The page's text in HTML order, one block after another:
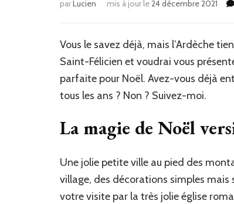
parLucien mis à jour le24 décembre 2021
Vous le savez déjà, mais l’Ardèche
Saint-Félicien et voudrai vous
parfaite pour Noël. Avez-vous déjà
tous les ans ? Non ? Suivez-moi.
La magie de Noël
Une jolie petite ville au pied des
village, des décorations simples
votre visite par la très jolie église